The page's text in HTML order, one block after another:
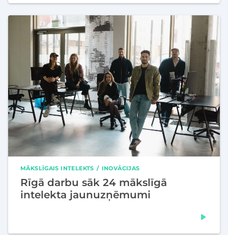
MĀKSLĪGAIS INTELEKTS INOVĀCIJAS
Rīgā darbu sāk 24 mākslīgā
intelekta jaunuzņēmumi